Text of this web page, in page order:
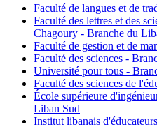
Faculté de langues et de
Faculté des lettres et des
Chagoury - Branche du
Faculté de gestion et de
Faculté des sciences -
Université pour tous -
Faculté des sciences de
École supérieure
Liban Sud
Institut libanais